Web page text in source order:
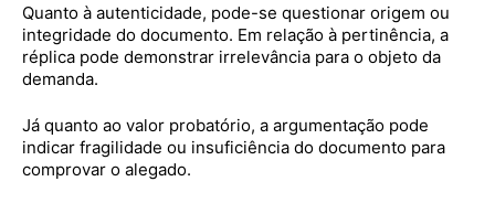
Quanto à autenticidade, pode-se questionar origem ou
integridade do documento. Em relação à pertinência, a
réplica pode demonstrar irrelevância para o objeto da
demanda.
Já quanto ao valor probatório, a argumentação pode
indicar fragilidade ou insuficiência do documento para
comprovar o alegado.